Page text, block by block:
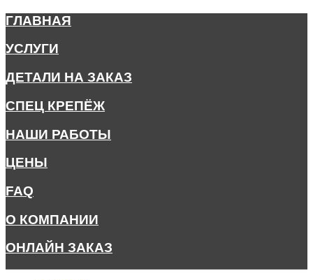
ГЛАВНАЯ
УСЛУГИ
ДЕТАЛИ НА ЗАКАЗ
СПЕЦ КРЕПЁЖ
НАШИ РАБОТЫ
ЦЕНЫ
FAQ
О КОМПАНИИ
ОНЛАЙН ЗАКАЗ